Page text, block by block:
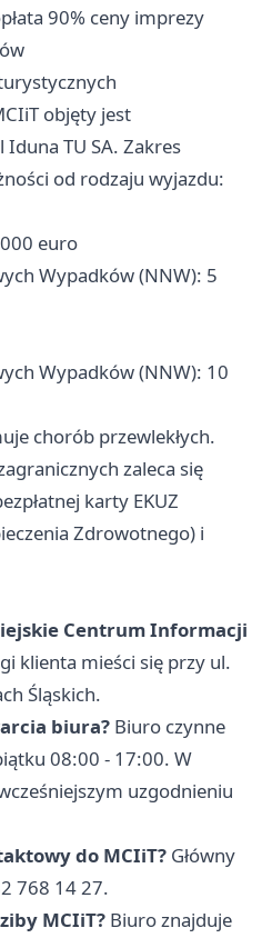
90% ceny imprezy
objęty jest
TU SA. Zakres
od rodzaju wyjazdu:
euro
Wypadków (NNW): 5
Wypadków (NNW): 10
chorób przewlekłych.
zaleca się
karty EKUZ
Zdrowotnego) i
Centrum Informacji
klienta mieści się przy ul.
Śląskich.
biura? Biuro czynne
08:00 - 17:00. W
uzgodnieniu
do MCIiT? Główny
768 14 27.
MCIiT? Biuro znajduje